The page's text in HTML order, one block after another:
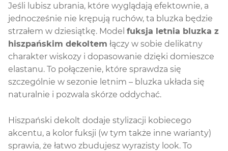
Jeśli lubisz ubrania, które wyglądają efektownie, a
jednocześnie nie krępują ruchów, ta bluzka będzie
strzałem w dziesiątkę. Model fuksja letnia bluzka z
hiszpańskim dekoltem łączy w sobie delikatny
charakter wiskozy i dopasowanie dzięki domieszce
elastanu. To połączenie, które sprawdza się
szczególnie w sezonie letnim – bluzka układa się
naturalnie i pozwala skórze oddychać.
Hiszpański dekolt dodaje stylizacji kobiecego
akcentu, a kolor fuksji (w tym także inne warianty)
sprawia, że łatwo zbudujesz wyrazisty look. To